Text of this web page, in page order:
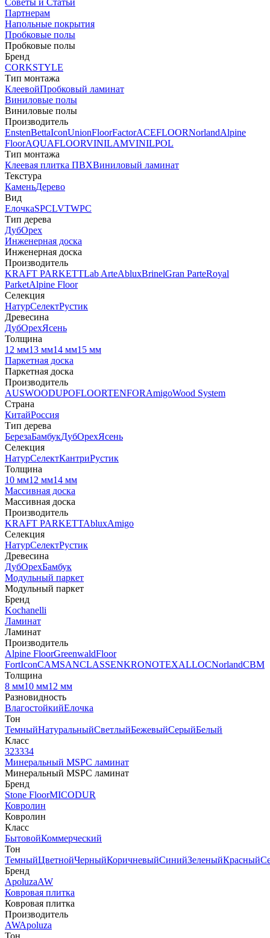
Советы и Статьи
Партнерам
Напольные покрытия
Пробковые полы
Пробковые полы
Бренд
CORKSTYLE
Тип монтажа
КлеевойПробковый ламинат
Виниловые полы
Виниловые полы
Производитель
EnstenBettaIconUnionFloorFactorACEFLOORNorlandAlpine
FloorAQUAFLOORVINILAMVINILPOL
Тип монтажа
Клеевая плитка ПВХВиниловый ламинат
Текстура
КаменьДерево
Вид
ЕлочкаSPCLVTWPC
Тип дерева
ДубОрех
Инженерная доска
Инженерная доска
Производитель
KRAFT PARKETTLab ArteAbluxBrinelGran ParteRoyal
ParketAlpine Floor
Селекция
НатурСелектРустик
Древесина
ДубОрехЯсень
Толщина
12 мм13 мм14 мм15 мм
Паркетная доска
Паркетная доска
Производитель
AUSWOODUPOFLOORTENFORAmigoWood System
Страна
КитайРоссия
Тип дерева
БерезаБамбукДубОрехЯсень
Селекция
НатурСелектКантриРустик
Толщина
10 мм12 мм14 мм
Массивная доска
Массивная доска
Производитель
KRAFT PARKETTAbluxAmigo
Селекция
НатурСелектРустик
Древесина
ДубОрехБамбук
Модульный паркет
Модульный паркет
Бренд
Kochanelli
Ламинат
Ламинат
Производитель
Alpine FloorGreenwaldFloor
FortIconCAMSANCLASSENKRONOTEXALLOCNorlandCBM
Толщина
8 мм10 мм12 мм
Разновидность
ВлагостойкийЕлочка
Тон
ТемныйНатуральныйСветлыйБежевыйСерыйБелый
Класс
323334
Минеральный MSPC ламинат
Минеральный MSPC ламинат
Бренд
Stone FloorMICODUR
Ковролин
Ковролин
Класс
БытовойКоммерческий
Тон
ТемныйЦветнойЧерныйКоричневыйСинийЗеленыйКрасный
Бренд
ApoluzaAW
Ковровая плитка
Ковровая плитка
Производитель
AWApoluza
Тон